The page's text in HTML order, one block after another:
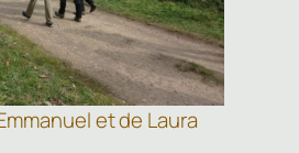
et de Laura